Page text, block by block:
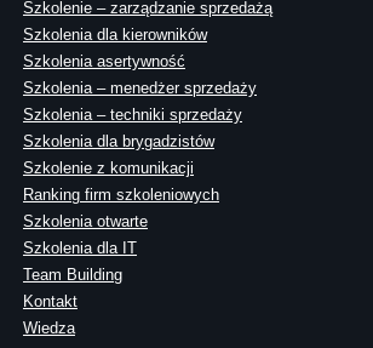
Szkolenie – zarządzanie sprzedażą
Szkolenia dla kierowników
Szkolenia asertywność
Szkolenia – menedżer sprzedaży
Szkolenia – techniki sprzedaży
Szkolenia dla brygadzistów
Szkolenie z komunikacji
Ranking firm szkoleniowych
Szkolenia otwarte
Szkolenia dla IT
Team Building
Kontakt
Wiedza